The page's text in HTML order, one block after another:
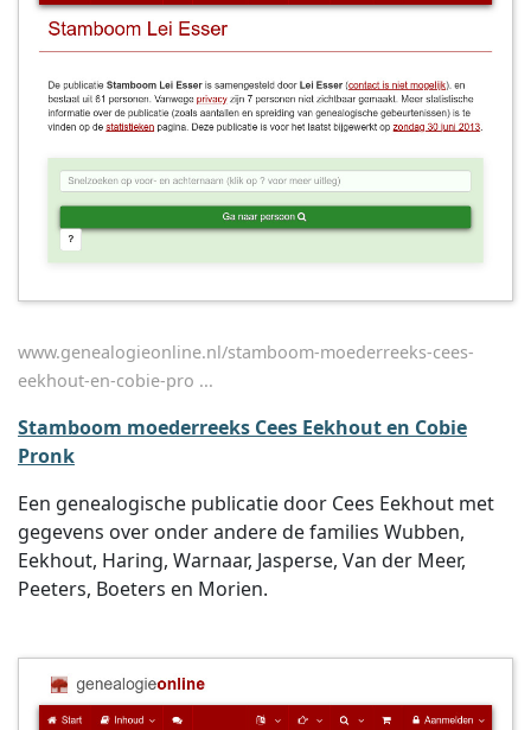
www.genealogieonline.nl/stamboom-moederreeks-cees-
eekhout-en-cobie-pro ...
Stamboom moederreeks Cees Eekhout en Cobie
Pronk
Een genealogische publicatie door Cees Eekhout met
gegevens over onder andere de families Wubben,
Eekhout, Haring, Warnaar, Jasperse, Van der Meer,
Peeters, Boeters en Morien.